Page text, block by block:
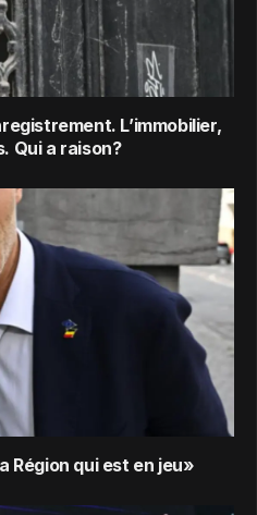
L’immobilier,
Qui a raison?
Région qui est en jeu»